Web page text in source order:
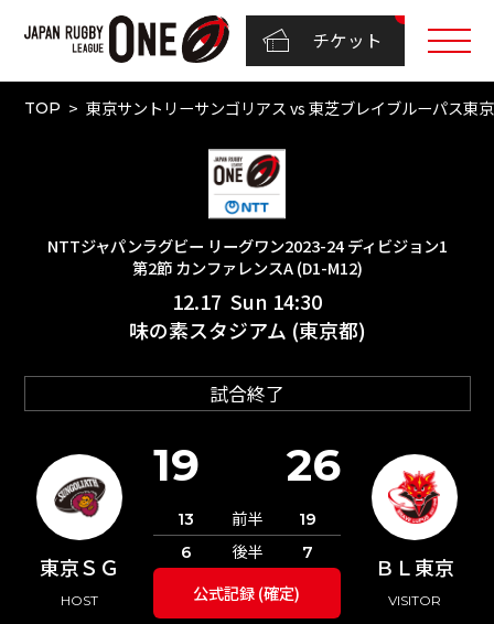
チケット
TOP 東京サントリーサンゴリアス vs 東芝ブレイブルーパス
NTTジャパンラグビー リーグワン2023-24 ディビジョン1
第2節 カンファレンスA (D1-M12)
12.17 Sun 14:30
味の素スタジアム (東京都)
試合終了
東京ＳＧ
HOST
ＢＬ東京
VISITOR
19 26
13 前半
19
6
後半 7
公式記録 (確定)